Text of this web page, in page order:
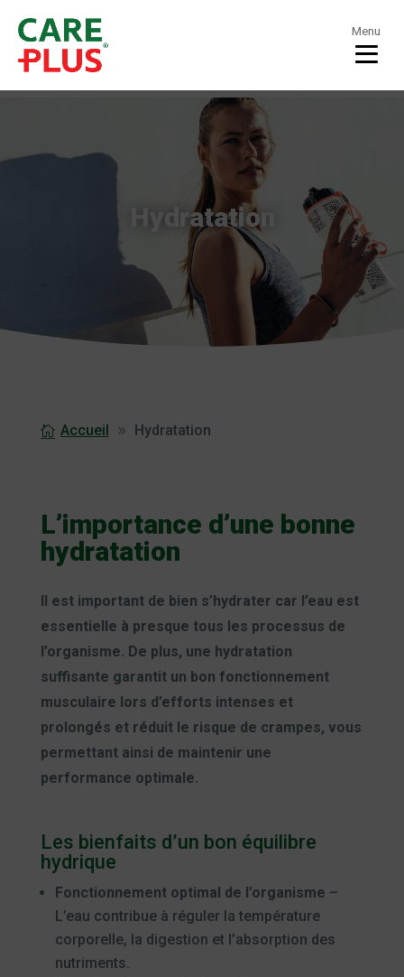
Menu
Hydratation
Accueil Hydratation
L’importance d’une bonne
hydratation
Il est important de bien s’hydrater car l’eau est
essentielle à presque tous les processus de
l’organisme. De plus, une hydratation
suffisante garantit un bon fonctionnement
musculaire lors d’efforts intenses et
prolongés et réduit le risque de crampes, vous
permettant ainsi de maintenir une
performance optimale.
Les bienfaits d’un bon équilibre
hydrique
Fonctionnement optimal de l’organisme –
L’eau contribue à réguler la température
corporelle, la digestion et l’absorption des
nutriments.